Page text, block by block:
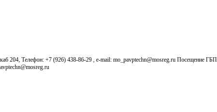
Телефон: +7 (926) 438-86-29 , e-mail: mo_pavptechn@mosreg.ru Посещение